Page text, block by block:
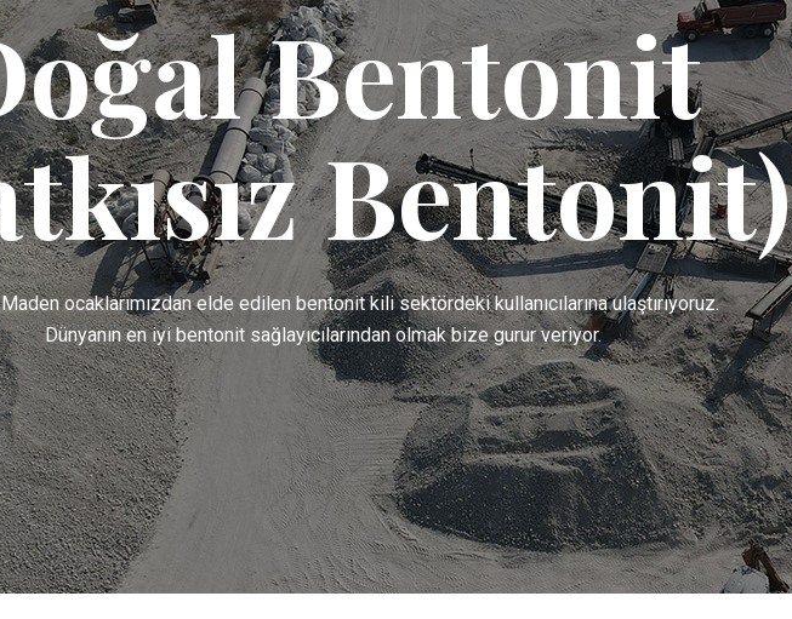
Bentonit
Bentonit)
ocaklarımızdan elde edilen bentonit kili sektördeki kullanıcılarına ulaştırıyoruz.
Dünyanın en iyi bentonit sağlayıcılarından olmak bize gurur veriyor.